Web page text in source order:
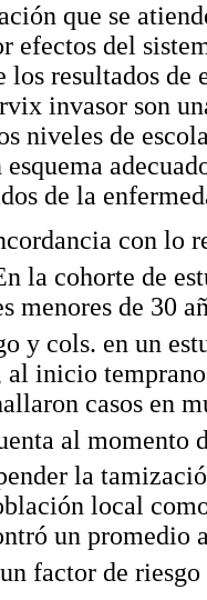
que se
efectos del
los resultados de
invasor son
niveles de
de la
con lo
la cohorte de
menores de 30
y cols. en un
al inicio
casos en
al momento
la
local
un promedio
factor de